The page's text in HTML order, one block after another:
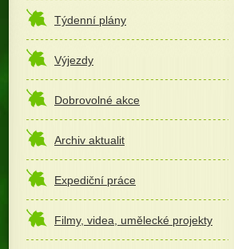
Týdenní plány
Výjezdy
Dobrovolné akce
Archiv aktualit
Expediční práce
Filmy, videa, umělecké projekty